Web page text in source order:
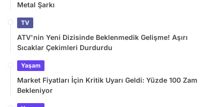
Metal Şarkı
TV
ATV'nin Yeni Dizisinde Beklenmedik Gelişme! Aşırı
Sıcaklar Çekimleri Durdurdu
Yaşam
Market Fiyatları İçin Kritik Uyarı Geldi: Yüzde 100 Zam
Bekleniyor